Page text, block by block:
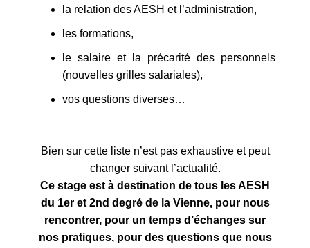
la relation des AESH et l’administration,
les formations,
le salaire et la précarité des personnels
(nouvelles grilles salariales),
vos questions diverses…
Bien sur cette liste n’est pas exhaustive et peut
changer suivant l’actualité.
Ce stage est à destination de tous les AESH
du 1er et 2nd degré de la Vienne, pour nous
rencontrer, pour un temps d’échanges sur
nos pratiques, pour des questions que nous